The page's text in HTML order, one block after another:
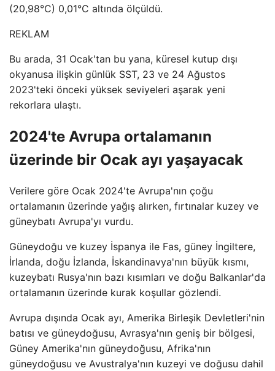
(20,98°C) 0,01°C altında ölçüldü.
REKLAM
Bu arada, 31 Ocak'tan bu yana, küresel kutup dışı
okyanusa ilişkin günlük SST, 23 ve 24 Ağustos
2023'teki önceki yüksek seviyeleri aşarak yeni
rekorlara ulaştı.
2024'te Avrupa ortalamanın
üzerinde bir Ocak ayı yaşayacak
Verilere göre Ocak 2024'te Avrupa'nın çoğu
ortalamanın üzerinde yağış alırken, fırtınalar kuzey ve
güneybatı Avrupa'yı vurdu.
Güneydoğu ve kuzey İspanya ile Fas, güney İngiltere,
İrlanda, doğu İzlanda, İskandinavya'nın büyük kısmı,
kuzeybatı Rusya'nın bazı kısımları ve doğu Balkanlar'da
ortalamanın üzerinde kurak koşullar gözlendi.
Avrupa dışında Ocak ayı, Amerika Birleşik Devletleri'nin
batısı ve güneydoğusu, Avrasya'nın geniş bir bölgesi,
Güney Amerika'nın güneydoğusu, Afrika'nın
güneydoğusu ve Avustralya'nın kuzeyi ve doğusu dahil